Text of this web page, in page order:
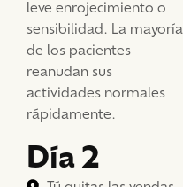
leve enrojecimiento o
sensibilidad. La mayoría
de los pacientes
reanudan sus
actividades normales
rápidamente.
Día 2